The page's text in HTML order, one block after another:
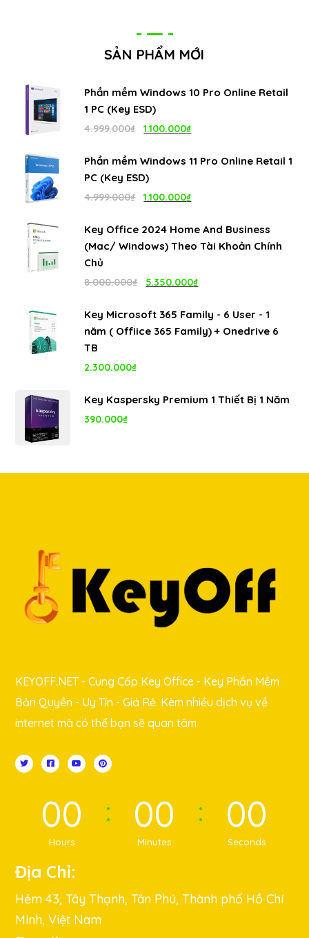
SẢN PHẨM MỚI
Phần mềm Windows 10 Pro Online Retail
1 PC (Key ESD)
4.999.000₫
Giá
là:
1.100.000₫
tại
Phần mềm Windows 11 Pro Online Retail 1
PC (Key ESD)
4.999.000₫
Giá
là:
1.100.000₫
tại
1.100.000₫.
Key Office 2024 Home And Business
(Mac/ Windows) Theo Tài Khoản Chính
Chủ
8.000.000₫
Giá
là:
5.350.000₫
tại
Key Microsoft 365 Family - 6 User - 1
năm ( Offiice 365 Family) + Onedrive 6
TB
2.300.000₫
Key Kaspersky Premium 1 Thiết Bị 1 Năm
390.000₫
KEYOFF.NET - Cung Cấp Key Office - Key Phần Mềm
Bản Quyền - Uy Tín - Giá Rẻ. Kèm nhiều dịch vụ về
internet mà có thể bạn sẽ quan tâm
00
Hours
00
Minutes
00
Seconds
Địa Chỉ:
Hẻm 43, Tây Thạnh, Tân Phú, Thành phố Hồ Chí
Minh, Việt Nam